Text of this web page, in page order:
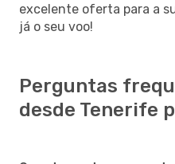
excelente oferta para a
já o seu voo!
Perguntas
desde Tenerife